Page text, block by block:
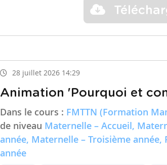
28 juillet 2026 14:29
Animation 'Pourquoi et
Dans le cours : FMTTN (Formation
de niveau Maternelle – Accueil,
année, Maternelle – Troisième
année